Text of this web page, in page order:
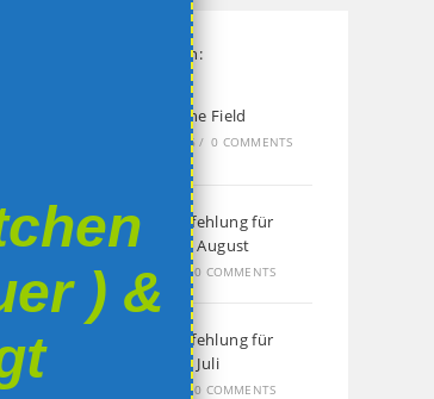
Aktuelle Neuigkeiten:
Live From The Field
3. AUGUST 2026 / 0 COMMENTS
Unsere Empfehlung für
Sonntag, 02. August
27. JULI 2026 0 COMMENTS
Unsere Empfehlung für
Sonntag, 26. Juli
0 COMMENTS
) &